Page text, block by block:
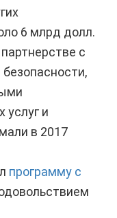
6 млрд долл.
с
услуг и
в 2017
программу с